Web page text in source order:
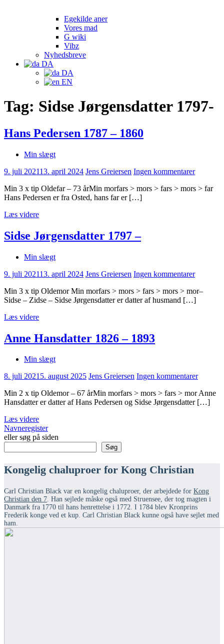
Egekilde aner
Vores mad
G wiki
Vibz
Nyhedsbreve
DA
DA
EN
Tag: Sidse Jørgensdatter 1797-
Hans Pedersen 1787 – 1860
Min slægt
9. juli 202113. april 2024 Jens Greiersen Ingen kommentarer
Min 3 x tip Oldefar – 73 årMin morfars > mors > fars > mors > far
Hans Pedersen er fra Osted, hans far er […]
Læs videre
Sidse Jørgensdatter 1797 –
Min slægt
9. juli 202113. april 2024 Jens Greiersen Ingen kommentarer
Min 3 x tip Oldemor Min morfars > mors > fars > mors > mor–
Sidse – Zidse – Sidse Jørgensdatter er datter af husmand […]
Læs videre
Anne Hansdatter 1826 – 1893
Min slægt
8. juli 20215. august 2025 Jens Greiersen Ingen kommentarer
Min 2 x tip Oldemor – 67 årMin morfars > mors > fars > mor Anne
Hansdatter er datter af Hans Pedersen og Sidse Jørgensdatter […]
Læs videre
Navneregister
eller søg på siden
Søg
Kongelig chaluproer for Kong Christian
Carl Christian Black var en kongelig chaluproer, der arbejdede for Kong
Christian den 7. Han sejlede måske også med Struensee, der tog magten i
Danmark fra 1770 til hans henrettelse i 1772. I 1784 blev Kronprins
Frederik konge ved et kup. Carl Christian Black kunne også have sejlet med
ham.